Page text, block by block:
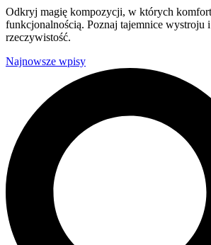
Odkryj magię kompozycji, w których komfort
funkcjonalnością. Poznaj tajemnice wystroju
rzeczywistość.
Najnowsze wpisy